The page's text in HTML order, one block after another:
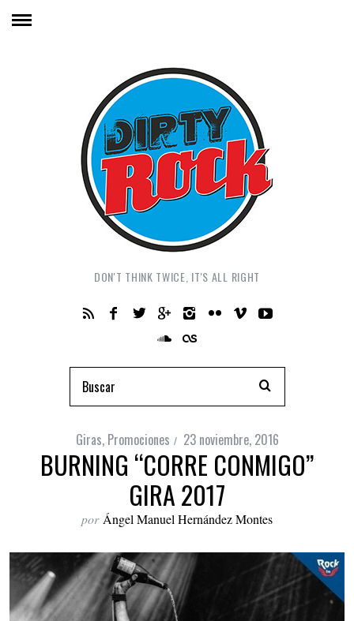
DON'T THINK TWICE, IT'S ALL RIGHT
Giras, Promociones 23 noviembre, 2016
BURNING “CORRE CONMIGO”
GIRA 2017
por Ángel Manuel Hernández Montes